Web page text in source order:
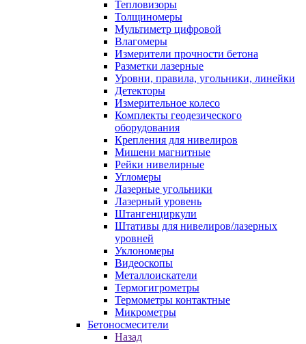
Тепловизоры
Толщиномеры
Мультиметр цифровой
Влагомеры
Измерители прочности бетона
Разметки лазерные
Уровни, правила, угольники, линейки
Детекторы
Измерительное колесо
Комплекты геодезического
оборудования
Крепления для нивелиров
Мишени магнитные
Рейки нивелирные
Угломеры
Лазерные угольники
Лазерный уровень
Штангенциркули
Штативы для нивелиров/лазерных
уровней
Уклономеры
Видеоскопы
Металлоискатели
Термогигрометры
Термометры контактные
Микрометры
Бетоносмесители
Назад